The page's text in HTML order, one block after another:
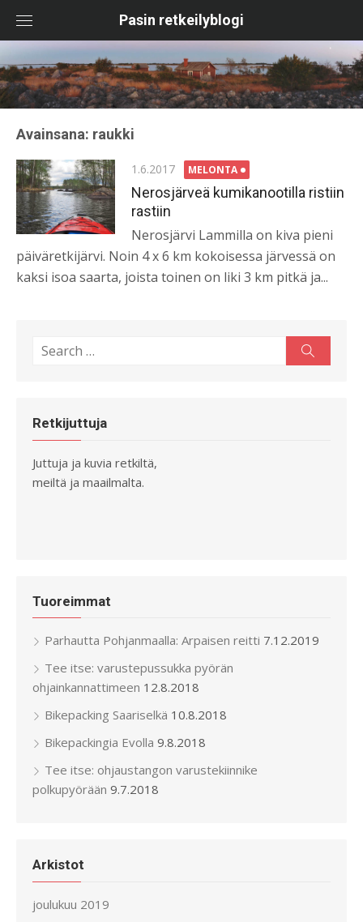
content
Pasin retkeilyblogi
Avainsana: raukki
Posted
on
1.6.2017 MELONTA
Nerosjärveä kumikanootilla ristiin
rastiin
Nerosjärvi Lammilla on kiva pieni
päiväretkijärvi. Noin 4 x 6 km kokoisessa järvessä on
kaksi isoa saarta, joista toinen on liki 3 km pitkä ja...
Search
Retkijuttuja
Juttuja ja kuvia retkiltä,
meiltä ja maailmalta.
Tuoreimmat
Parhautta Pohjanmaalla: Arpaisen reitti 7.12.2019
Tee itse: varustepussukka pyörän
ohjainkannattimeen 12.8.2018
Bikepacking Saariselkä 10.8.2018
Bikepackingia Evolla 9.8.2018
Tee itse: ohjaustangon varustekiinnike
polkupyörään 9.7.2018
Arkistot
joulukuu 2019